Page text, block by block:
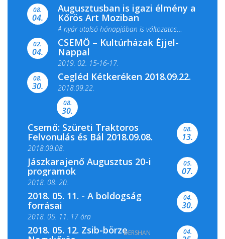
ismét megtelik ünnepi fénnyel és közös...
08.
04.
Augusztusban is igazi élmény a
Kőrös Art Moziban
A nyár utolsó hónapjában is változatos
filmkínálattal, családi...
02.
04.
CSEMŐ – Kultúrházak Éjjel-
Nappal
2019. 02. 15-16-17.
Színes és tartalmas programokkal várja a
Csemői Községi Könyvtár és...
08.
30.
Cegléd Kétkeréken 2018.09.22.
2018.09.22.
08.
30.
Csemő: Szüreti Traktoros
Felvonulás és Bál 2018.09.08.
2018.09.08.
08.
13.
Jászkarajenő Augusztus 20-i
programok
2018. 08. 20.
05.
07.
2018. 05. 11. - A boldogság
forrásai
2018. 05. 11. 17 óra
04.
30.
2018. 05. 12. Zsib-börze 04.
DERSHAN